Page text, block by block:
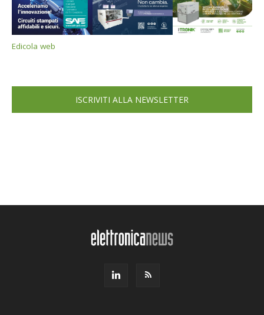
Edicola web
ISCRIVITI ALLA NEWSLETTER